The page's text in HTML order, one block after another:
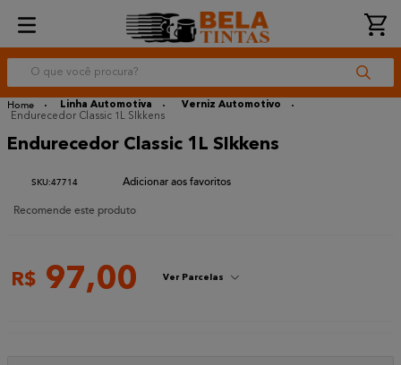
O que você procura?
Linha Automotiva
Verniz Automotivo
Endurecedor Classic 1L SIkkens
Endurecedor Classic 1L SIkkens
:47714
Recomende este produto
R$ 97,00 Ver Parcelas